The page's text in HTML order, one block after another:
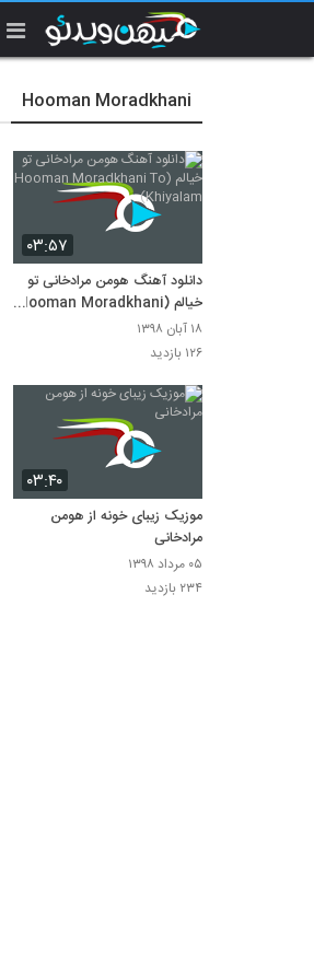
Hooman Moradkhani
۰۳:۵۷
دانلود آهنگ هومن مرادخانی تو
خیالم (Hooman Moradkhani
To Khiyalam)
۱۸ آبان ۱۳۹۸
۱۲۶ بازدید
۰۳:۴۰
موزیک زیبای خونه از هومن
مرادخانی
۰۵ مرداد ۱۳۹۸
۲۳۴ بازدید